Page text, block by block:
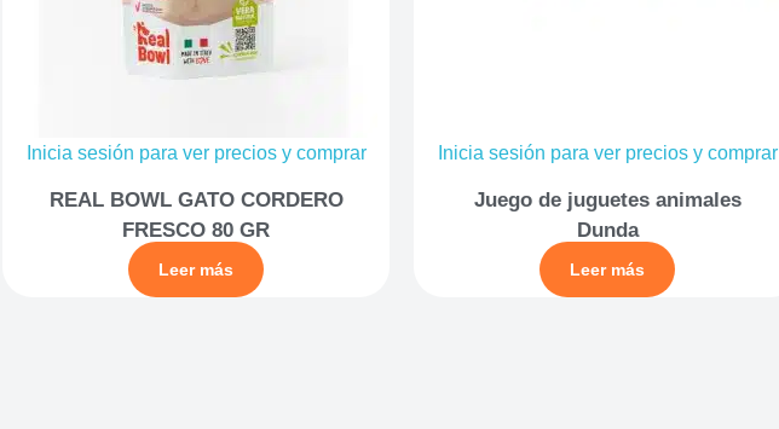
Inicia sesión para ver precios y comprar
REAL BOWL GATO CORDERO
FRESCO 80 GR
Leer más
Inicia sesión para ver precios y comprar
Juego de juguetes animales
Dunda
Leer más